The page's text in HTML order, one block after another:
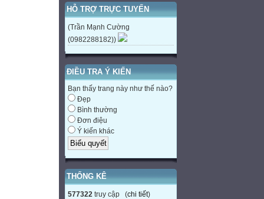
HỖ TRỢ TRỰC TUYẾN
(Trần Mạnh Cường
(0982288182))
ĐIỀU TRA Ý KIẾN
Bạn thấy trang này như thế nào?
Đẹp
Bình thường
Đơn điệu
Ý kiến khác
THỐNG KÊ
577322 truy cập (chi tiết)